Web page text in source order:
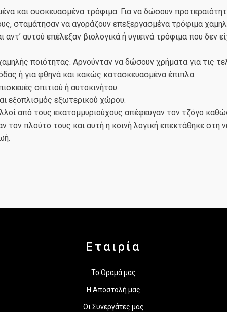
και συσκευασμένα τρόφιμα. Για να δώσουν
σταμάτησαν να αγοράζουν επεξεργασμένα τρόφιμα
αντ’ αυτού επέλεξαν βιολογικά ή υγιεινά τρόφιμα που δεν
ποιότητας. Αρνούνταν να δώσουν χρήματα για τις
ή για φθηνά και κακώς κατασκευασμένα έπιπλα.
σπιτιού ή αυτοκινήτου.
εξοπλισμός εξωτερικού χώρου.
από τους εκατομμυριούχους απέφευγαν τον τζόγο
τον πλούτο τους και αυτή η κοινή λογική επεκτάθηκε στη
Εταιρία
Το Όραμά μας
Η Αποστολή μας
Οι Συνεργάτες μας